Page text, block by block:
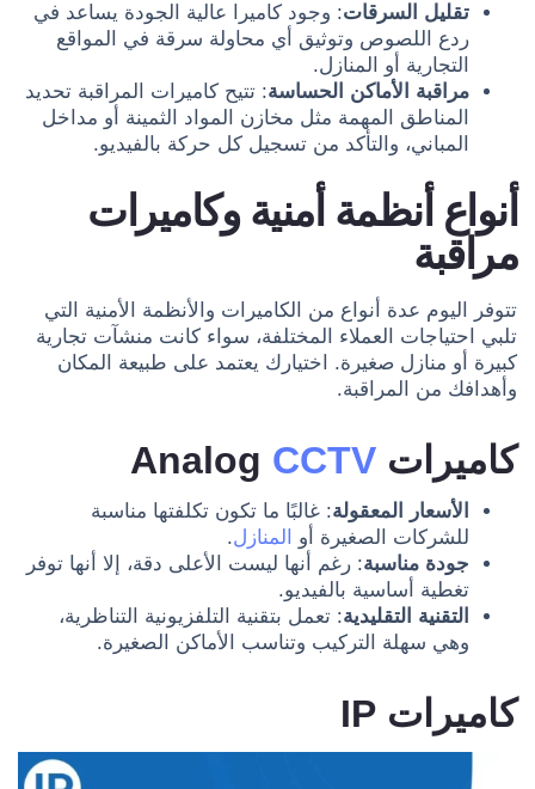
تقليل السرقات: وجود كاميرا عالية الجودة يساعد في
ردع اللصوص وتوثيق أي محاولة سرقة في المواقع
التجارية أو المنازل.
مراقبة الأماكن الحساسة: تتيح كاميرات المراقبة تحديد
المناطق المهمة مثل مخازن المواد الثمينة أو مداخل
المباني، والتأكد من تسجيل كل حركة بالفيديو.
أنواع أنظمة أمنية وكاميرات
مراقبة
تتوفر اليوم عدة أنواع من الكاميرات والأنظمة الأمنية التي
تلبي احتياجات العملاء المختلفة، سواء كانت منشآت تجارية
كبيرة أو منازل صغيرة. اختيارك يعتمد على طبيعة المكان
وأهدافك من المراقبة.
كاميرات Analog CCTV
الأسعار المعقولة: غالبًا ما تكون تكلفتها مناسبة
للشركات الصغيرة أو
المنازل.
جودة مناسبة: رغم أنها ليست الأعلى دقة، إلا أنها توفر
تغطية أساسية بالفيديو.
التقنية التقليدية: تعمل بتقنية التلفزيونية التناظرية،
وهي سهلة التركيب وتناسب الأماكن الصغيرة.
كاميرات IP